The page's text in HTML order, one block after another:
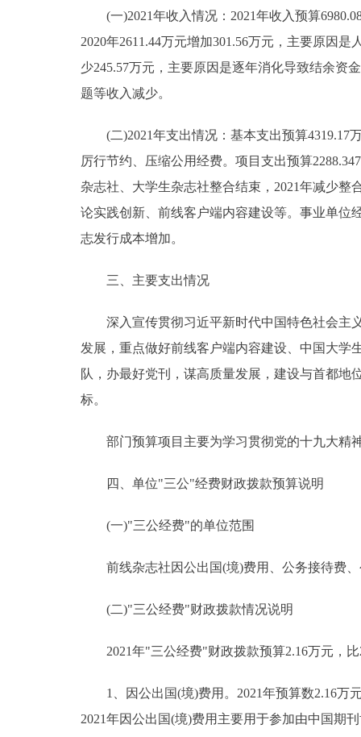
(一)2021年收入情况：2021年收入预算6980.08
2020年2611.44万元增加301.56万元，主要原因
少245.57万元，主要原因是逐年消化导致结余资
题等收入减少。
(二)2021年支出情况：基本支出预算4319.17万
厉行节约、压缩公用经费。项目支出预算
杂志社、大学生杂志社整合结束，2021年减少
论实践创新、前线客户端内容建设等。事业单位
志发行成本增加。
三、主要支出情况
深入宣传贯彻习近平新时代中国特色社会主义
发展，重点做好前线客户端内容建设、中国大学
队，办最好党刊，谋高质量发展，建设与首都
标。
部门预算项目主要为学习贯彻党的十九大精
四、单位"三公"经费财政拨款预算说明
(一)"三公经费"的单位范围
前线杂志社因公出国(境)费用、公务接待费、
(二)"三公经费"财政拨款情况说明
2021年"三公经费"财政拨款预算2.16万元，比
1、因公出国(境)费用。2021年预算数2.16万
2021年因公出国(境)费用主要用于参加由中国期